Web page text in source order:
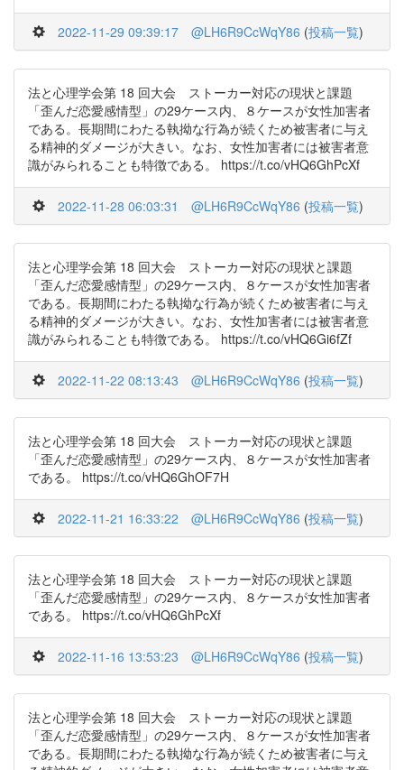
2022-11-29 09:39:17 @LH6R9CcWqY86 (投稿一覧)
法と心理学会第 18 回大会 ストーカー対応の現状と課題
「歪んだ恋愛感情型」の29ケース内、８ケースが女性加害者
である。長期間にわたる執拗な行為が続くため被害者に与え
る精神的ダメージが大きい。なお、女性加害者には被害者意
識がみられることも特徴である。 https://t.co/vHQ6GhPcXf
2022-11-28 06:03:31 @LH6R9CcWqY86 (投稿一覧)
法と心理学会第 18 回大会 ストーカー対応の現状と課題
「歪んだ恋愛感情型」の29ケース内、８ケースが女性加害者
である。長期間にわたる執拗な行為が続くため被害者に与え
る精神的ダメージが大きい。なお、女性加害者には被害者意
識がみられることも特徴である。 https://t.co/vHQ6Gi6fZf
2022-11-22 08:13:43 @LH6R9CcWqY86 (投稿一覧)
法と心理学会第 18 回大会 ストーカー対応の現状と課題
「歪んだ恋愛感情型」の29ケース内、８ケースが女性加害者
である。 https://t.co/vHQ6GhOF7H
2022-11-21 16:33:22 @LH6R9CcWqY86 (投稿一覧)
法と心理学会第 18 回大会 ストーカー対応の現状と課題
「歪んだ恋愛感情型」の29ケース内、８ケースが女性加害者
である。 https://t.co/vHQ6GhPcXf
2022-11-16 13:53:23 @LH6R9CcWqY86 (投稿一覧)
法と心理学会第 18 回大会 ストーカー対応の現状と課題
「歪んだ恋愛感情型」の29ケース内、８ケースが女性加害者
である。長期間にわたる執拗な行為が続くため被害者に与え